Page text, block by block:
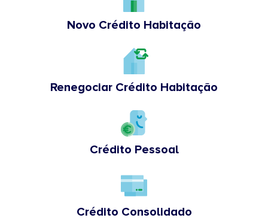
Novo Crédito Habitação
Renegociar Crédito Habitação
Crédito Pessoal
Crédito Consolidado